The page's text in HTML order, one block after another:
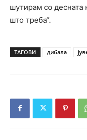
шутирам со десната
што треба“.
ТАГОВИ дибала